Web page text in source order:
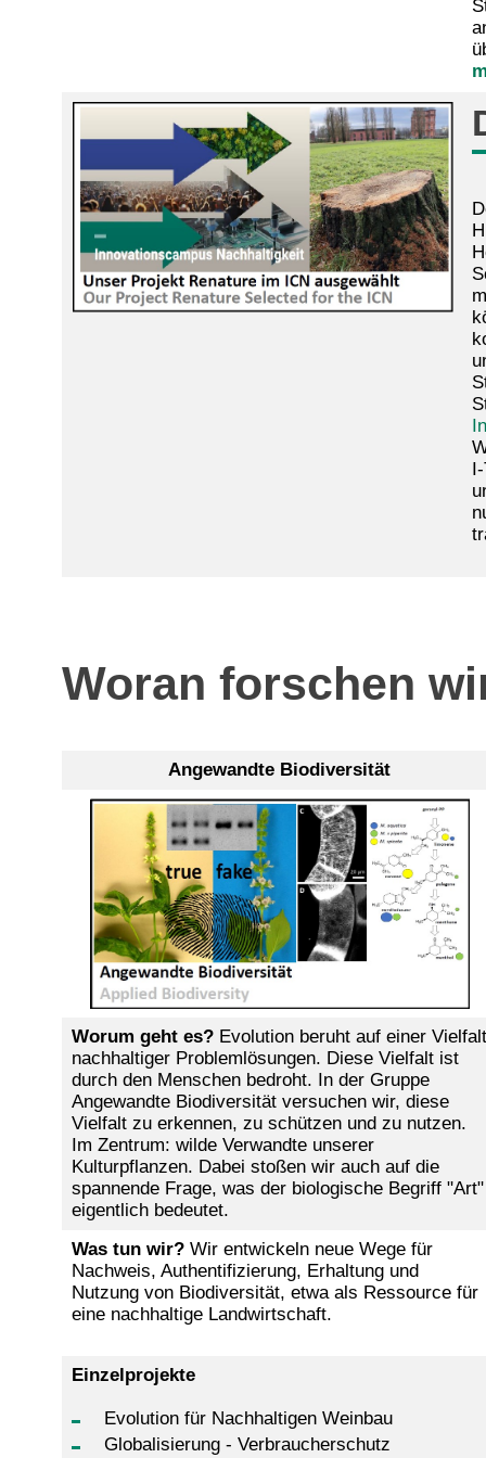
Woran forschen
Angewandte Biodiversität
Worum geht es?Evolution beruht auf einer Vielfalt
nachhaltiger Problemlösungen. Diese Vielfalt ist
durch den Menschen bedroht. In der Gruppe
Angewandte Biodiversität versuchen wir, diese
Vielfalt zu erkennen, zu schützen und zu nutzen.
Im Zentrum: wilde Verwandte unserer
Kulturpflanzen. Dabei stoßen wir auch auf die
spannende Frage, was der biologische Begriff "Art"
eigentlich bedeutet.
Was tun wir?Wir entwickeln neue Wege für
Nachweis, Authentifizierung, Erhaltung und
Nutzung von Biodiversität, etwa als Ressource für
eine nachhaltige Landwirtschaft.
Einzelprojekte
Evolution für Nachhaltigen Weinbau
Globalisierung - Verbraucherschutz